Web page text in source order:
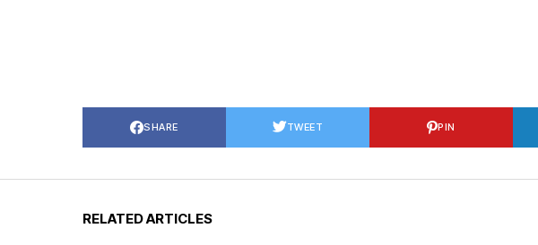
SHARE TWEET PIN
RELATED ARTICLES